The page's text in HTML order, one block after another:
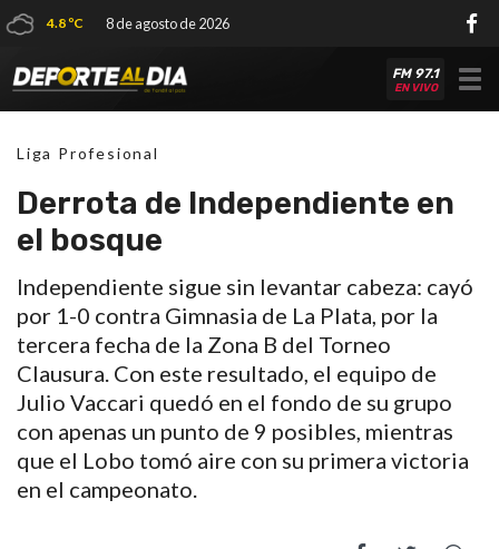
4.8 ºC 8 de agosto de 2026
FM 97.1
EN VIVO
Liga Profesional
Derrota de Independiente en
el bosque
Independiente sigue sin levantar cabeza: cayó
por 1-0 contra Gimnasia de La Plata, por la
tercera fecha de la Zona B del Torneo
Clausura. Con este resultado, el equipo de
Julio Vaccari quedó en el fondo de su grupo
con apenas un punto de 9 posibles, mientras
que el Lobo tomó aire con su primera victoria
en el campeonato.